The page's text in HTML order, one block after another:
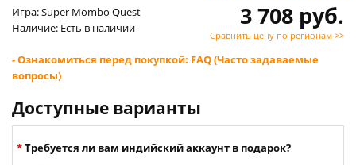
Игра: Super Mombo Quest
Наличие: Есть в наличии
3 708 руб.
Сравнить цену по регионам >>
- Ознакомиться перед покупкой: FAQ (Часто задаваемые
вопросы)
Доступные варианты
Требуется ли вам индийский аккаунт в подарок?